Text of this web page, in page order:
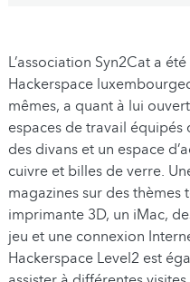
L’association Syn2Cat a
Hackerspace
mêmes, a quant à lui
espaces de travail
des divans et un espace
cuivre et billes de verre.
magazines sur des
imprimante 3D, un iMac,
jeu et une connexion
Hackerspace Level2 est